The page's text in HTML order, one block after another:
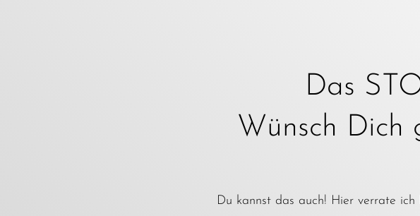
Das
Wünsch Dich
Du kannst das auch! Hier verrate